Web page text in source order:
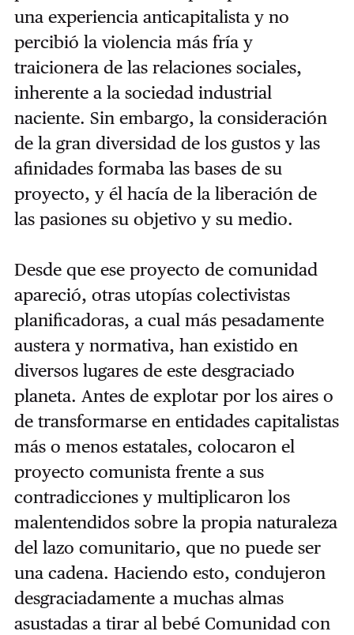
una experiencia anticapitalista y no
percibió la violencia más fría y
traicionera de las relaciones sociales,
inherente a la sociedad industrial
naciente. Sin embargo, la consideración
de la gran diversidad de los gustos y las
afinidades formaba las bases de su
proyecto, y él hacía de la liberación de
las pasiones su objetivo y su medio.
Desde que ese proyecto de comunidad
apareció, otras utopías colectivistas
planificadoras, a cual más pesadamente
austera y normativa, han existido en
diversos lugares de este desgraciado
planeta. Antes de explotar por los aires o
de transformarse en entidades capitalistas
más o menos estatales, colocaron el
proyecto comunista frente a sus
contradicciones y multiplicaron los
malentendidos sobre la propia naturaleza
del lazo comunitario, que no puede ser
una cadena. Haciendo esto, condujeron
desgraciadamente a muchas almas
asustadas a tirar al bebé Comunidad con